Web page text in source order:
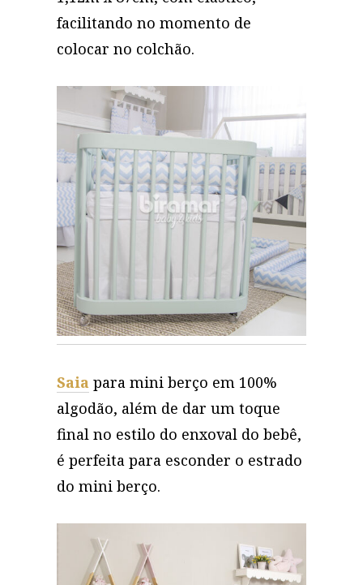
facilitando no momento de
colocar no colchão.
Saia para mini berço em 100%
algodão, além de dar um toque
final no estilo do enxoval do bebê,
é perfeita para esconder o estrado
do mini berço.